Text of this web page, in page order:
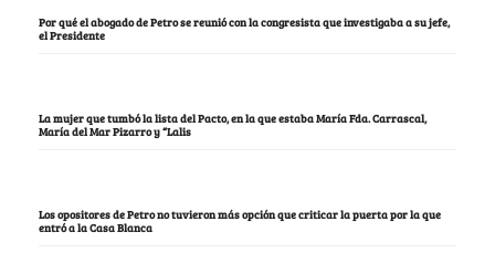
Por qué el abogado de Petro se reunió con la congresista que investigaba a su jefe,
el Presidente
La mujer que tumbó la lista del Pacto, en la que estaba María Fda. Carrascal,
María del Mar Pizarro y “Lalis
Los opositores de Petro no tuvieron más opción que criticar la puerta por la que
entró a la Casa Blanca